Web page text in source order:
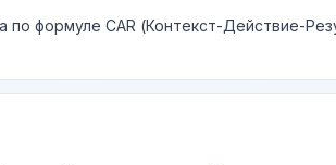
по формуле CAR (Контекст-Действие-